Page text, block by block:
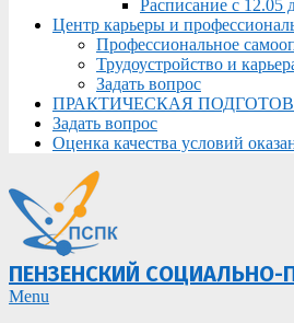
Расписание с
Центр карьеры и
Профессиональное
Трудоустройство и
Задать вопрос
ПРАКТИЧЕСКАЯ
Задать вопрос
Оценка качества условий
ПЕНЗЕНСКИЙ
Primary
Menu